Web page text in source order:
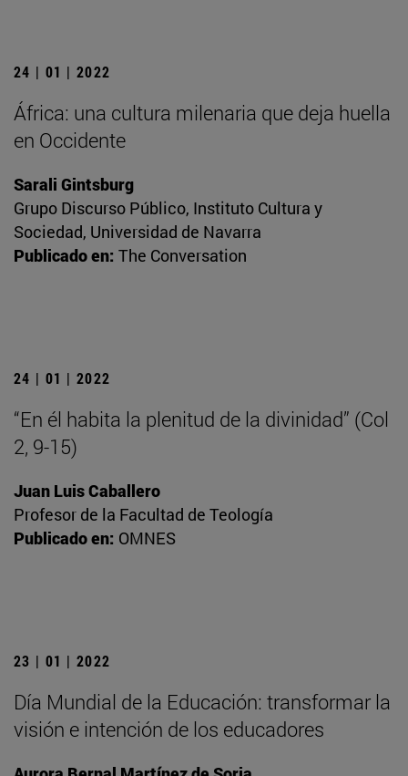
24 | 01 | 2022
África: una cultura milenaria que deja huella
en Occidente
Sarali Gintsburg
Grupo Discurso Público, Instituto Cultura y
Sociedad, Universidad de Navarra
Publicado en: The Conversation
24 | 01 | 2022
“En él habita la plenitud de la divinidad” (Col
2, 9-15)
Juan Luis Caballero
Profesor de la Facultad de Teología
Publicado en: OMNES
23 | 01 | 2022
Día Mundial de la Educación: transformar la
visión e intención de los educadores